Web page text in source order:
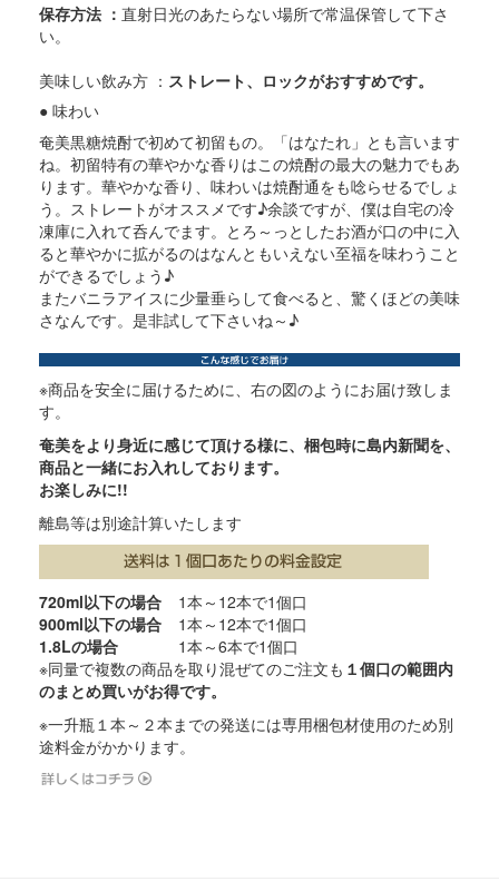
保存方法 ： 直射日光のあたらない場所で常温保管して下さ
い。
美味しい飲み方 ： ストレート、ロックがおすすめです。
● 味わい
奄美黒糖焼酎で初めて初留もの。「はなたれ」とも言います
ね。初留特有の華やかな香りはこの焼酎の最大の魅力でもあ
ります。華やかな香り、味わいは焼酎通をも唸らせるでしょ
う。ストレートがオススメです♪余談ですが、僕は自宅の冷
凍庫に入れて呑んでます。とろ～っとしたお酒が口の中に入
ると華やかに拡がるのはなんともいえない至福を味わうこと
ができるでしょう♪
またバニラアイスに少量垂らして食べると、驚くほどの美味
さなんです。是非試して下さいね～♪
※商品を安全に届けるために、右の図のようにお届け致しま
す。
奄美をより身近に感じて頂ける様に、梱包時に島内新聞を、
商品と一緒にお入れしております。
お楽しみに!!
離島等は別途計算いたします
720ml以下の場合 1本～12本で1個口
900ml以下の場合 1本～12本で1個口
1.8Lの場合
1本～6本で1個口
※同量で複数の商品を取り混ぜてのご注文も １個口の範囲内
のまとめ買いがお得です。
※一升瓶１本～２本までの発送には専用梱包材使用のため別
途料金がかかります。